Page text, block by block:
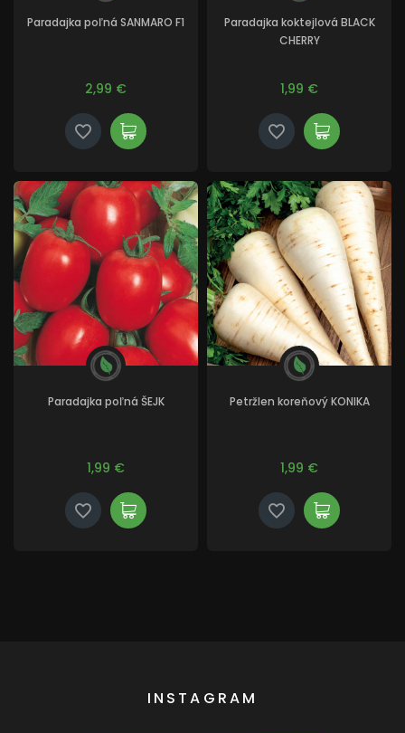
Paradajka poľná SANMARO F1
2,99 €
Paradajka koktejlová BLACK
CHERRY
1,99 €
Paradajka poľná ŠEJK
1,99 €
Petržlen koreňový KONIKA
1,99 €
INSTAGRAM